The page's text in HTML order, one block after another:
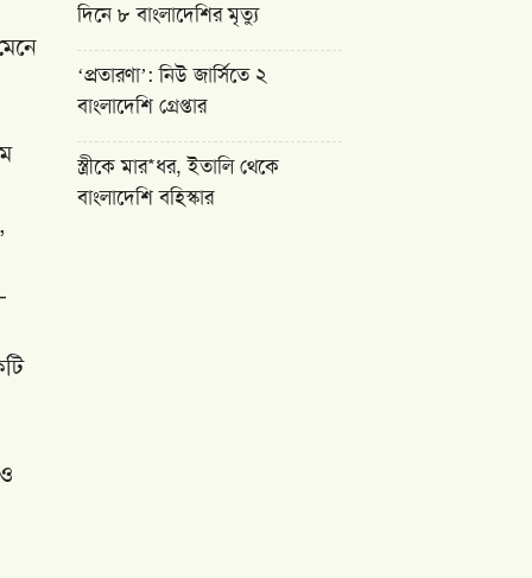
দিনে ৮ বাংলাদেশির মৃত্যু
‘প্রতারণা’: নিউ জার্সিতে ২
বাংলাদেশি গ্রেপ্তার
স্ত্রীকে মার*ধর, ইতালি থেকে
বাংলাদেশি বহিস্কার